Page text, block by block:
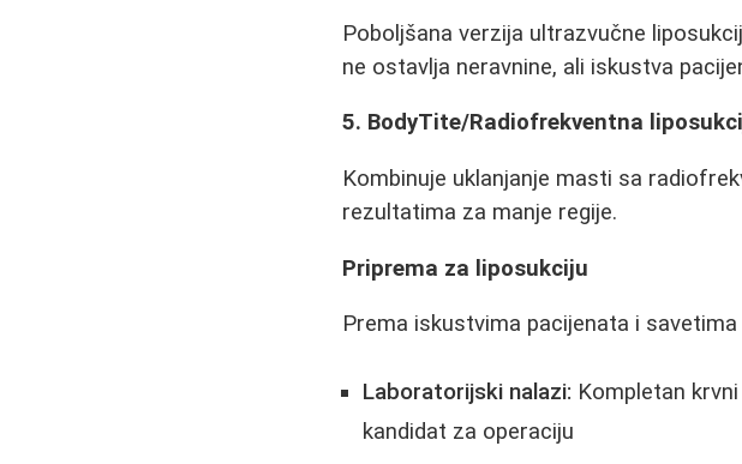
Poboljšana verzija ultrazvučne
ne ostavlja neravnine, ali iskustva
5. BodyTite/Radiofrekventna
Kombinuje uklanjanje masti sa
rezultatima za manje regije.
Priprema za liposukciju
Prema iskustvima pacijenata i
Laboratorijski nalazi: Kompletan
kandidat za operaciju